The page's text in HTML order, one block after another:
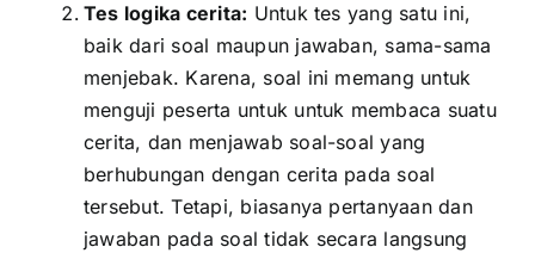
Tes logika cerita: Untuk tes yang satu ini,
baik dari soal maupun jawaban, sama-sama
menjebak. Karena, soal ini memang untuk
menguji peserta untuk untuk membaca suatu
cerita, dan menjawab soal-soal yang
berhubungan dengan cerita pada soal
tersebut. Tetapi, biasanya pertanyaan dan
jawaban pada soal tidak secara langsung